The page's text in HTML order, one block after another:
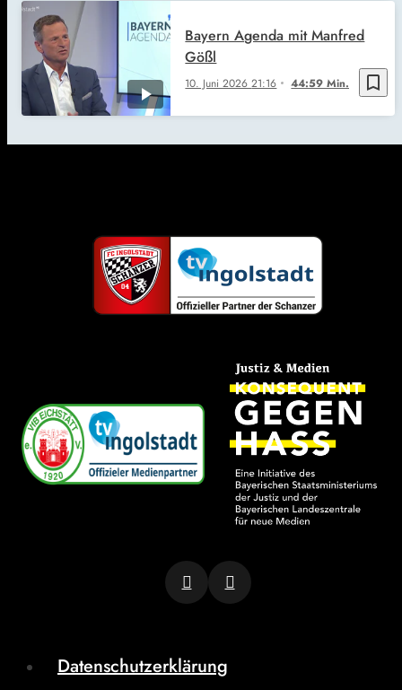
bookmark_border
10. Juni 202621:16 44:59 Min.
Bayern Agenda mit Manfred
Gößl
Datenschutzerklärung